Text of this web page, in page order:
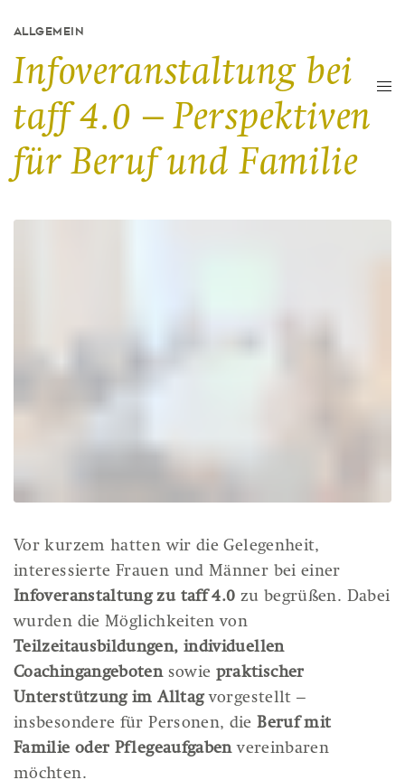
ALLGEMEIN
Infoveranstaltung bei
taff 4.0 – Perspektiven
für Beruf und Familie
Vor kurzem hatten wir die Gelegenheit,
interessierte Frauen und Männer bei einer
Infoveranstaltung zu taff 4.0 zu begrüßen. Dabei
wurden die Möglichkeiten von
Teilzeitausbildungen, individuellen
Coachingangebotensowie praktischer
Unterstützung im Alltagvorgestellt –
insbesondere für Personen, dieBeruf mit
Familie oder Pflegeaufgabenvereinbaren
möchten.